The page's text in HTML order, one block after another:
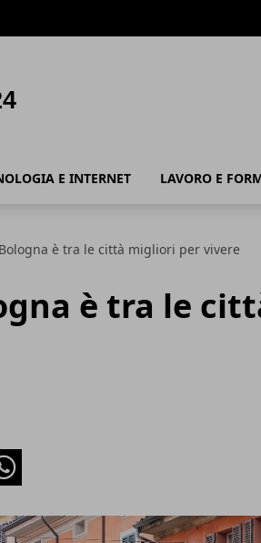
E INTERNET LAVORO E
è tra le città migliori per vivere
è tra le